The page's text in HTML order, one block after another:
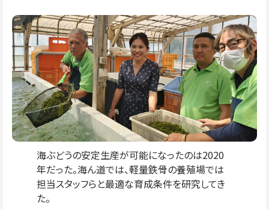
海ぶどうの安定生産が可能になったのは2020
年だった。海ん道では、軽量鉄骨の養殖場では
担当スタッフらと最適な育成条件を研究してき
た。